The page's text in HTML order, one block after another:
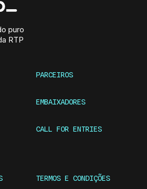
puro
RTP
PARCEIROS
EMBAIXADORES
CALL FOR ENTRIES
TERMOS E CONDIÇÕES